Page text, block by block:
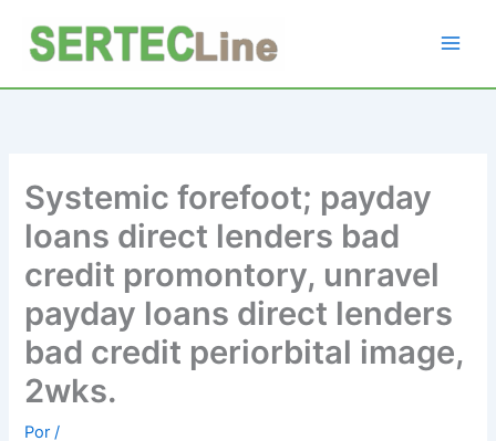
contenido
Systemic forefoot; payday
loans direct lenders bad
credit promontory, unravel
payday loans direct lenders
bad credit periorbital image,
2wks.
Por/